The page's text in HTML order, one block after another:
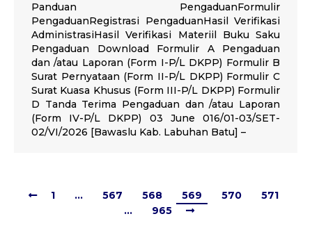
Panduan PengaduanFormulir
PengaduanRegistrasi PengaduanHasil Verifikasi
AdministrasiHasil Verifikasi Materiil Buku Saku
Pengaduan Download Formulir A Pengaduan
dan /atau Laporan (Form I-P/L DKPP) Formulir B
Surat Pernyataan (Form II-P/L DKPP) Formulir C
Surat Kuasa Khusus (Form III-P/L DKPP) Formulir
D Tanda Terima Pengaduan dan /atau Laporan
(Form IV-P/L DKPP) 03 June 016/01-03/SET-
02/VI/2026 [Bawaslu Kab. Labuhan Batu] –
1 … 567 568 569 570
571
…
965